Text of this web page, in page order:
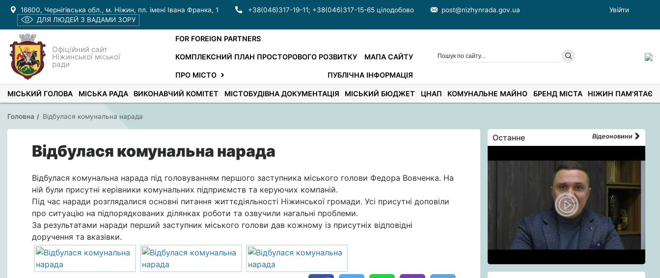
16600, Чернігівська обл., м. Ніжин, пл. імені Івана Франка, 1 +38(046)317-19-11; +38(046)317-15-65 цілодобово post@nizhynrada.gov.ua
Увійти
ДЛЯ ЛЮДЕЙ З ВАДАМИ ЗОРУ
Офіційний сайт
Ніжинської міської
ради
FOR FOREIGN PARTNERS
КОМПЛЕКСНИЙ ПЛАН ПРОСТОРОВОГО РОЗВИТКУ МАПА САЙТУ
ПРО МІСТО ПУБЛІЧНА ІНФОРМАЦІЯ
МІСЬКИЙ ГОЛОВА МІСЬКА РАДА ВИКОНАВЧИЙ КОМІТЕТ МІСТОБУДІВНА ДОКУМЕНТАЦІЯ МІСЬКИЙ БЮДЖЕТ ЦНАП КОМУНАЛЬНЕ МАЙНО БРЕНД МІСТА НІЖИН ПАМ'ЯТАЄ
Головна Відбулася комунальна нарада
Відбулася комунальна нарада
Відбулася комунальна нарада під головуванням першого заступника міського голови Федора Вовченка. На
ній були присутні керівники комунальних підприємств та керуючих компаній.
Під час наради розглядалися основні питання життєдіяльності Ніжинської громади. Усі присутні доповіли
про ситуацію на підпорядкованих ділянках роботи та озвучили нагальні проблеми.
За результатами наради перший заступник міського голови дав кожному із присутніх відповідні
доручення та вказівки.
Останне Відеоновини